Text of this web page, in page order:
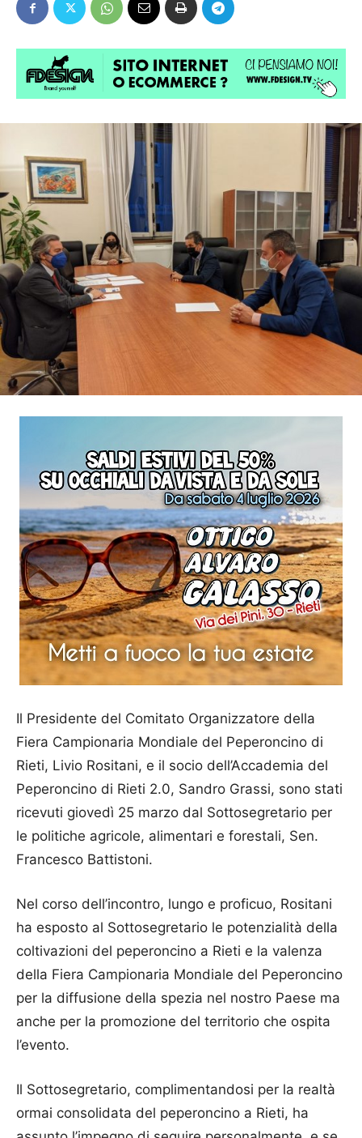
Il Presidente del Comitato Organizzatore della
Fiera Campionaria Mondiale del Peperoncino di
Rieti, Livio Rositani, e il socio dell’Accademia del
Peperoncino di Rieti 2.0, Sandro Grassi, sono stati
ricevuti giovedì 25 marzo dal Sottosegretario per
le politiche agricole, alimentari e forestali, Sen.
Francesco Battistoni.
Nel corso dell’incontro, lungo e proficuo, Rositani
ha esposto al Sottosegretario le potenzialità della
coltivazioni del peperoncino a Rieti e la valenza
della Fiera Campionaria Mondiale del Peperoncino
per la diffusione della spezia nel nostro Paese ma
anche per la promozione del territorio che ospita
l’evento.
Il Sottosegretario, complimentandosi per la realtà
ormai consolidata del peperoncino a Rieti, ha